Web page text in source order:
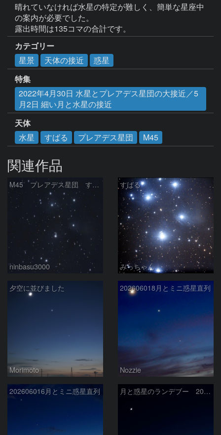
晴れていなければ水星の特定が難しく、簡単な星座中
の案内が必要でした。
露出時間は135コマの合計です。
カテゴリー
星景
天体の接近
惑星
特集
2022年4月30日 水星とプレアデス星団の大接近／5
月2日 細い月と水星の接近
天体
水星
すばる プレアデス星団 M45
関連作品
M45 プレアデス星団 すばる
ninbasu3000
すばる
みっちゃん
夕空に並びました
Morimoto
202606018月とミニ惑星直列
Nozzie
202606016月とミニ惑星直列 月と惑星のランデブー 2026/06/19